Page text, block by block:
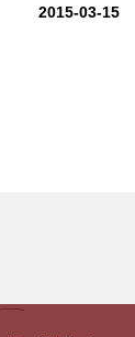
2015-03-15